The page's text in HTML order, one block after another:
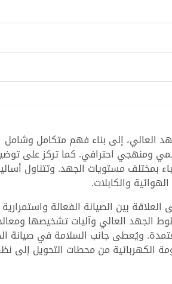
العالي، إلى بناء فهم متكامل وشامل
ومنهجي احترافي. كما تركز على
بمختلف مستويات الجهد. وتتناول
والكابلات.
بين الصيانة الفعالة واستمرارية
الجهد العالي وآليات تشخيصها
ويُعطى جانب السلامة في صيانة
الكهربائية من محطات التحويل إلى